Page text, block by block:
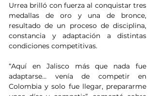
Urrea brilló con fuerza al conquistar tres
medallas de oro y una de bronce,
resultado de un proceso de disciplina,
constancia y adaptación a distintas
condiciones competitivas.
“Aquí en Jalisco más que nada fue
adaptarse… venía de competir en
Colombia y solo fue llegar, prepararme